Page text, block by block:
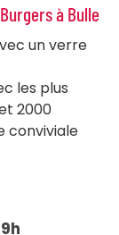
à Bulle
un verre
les plus
2000
conviviale